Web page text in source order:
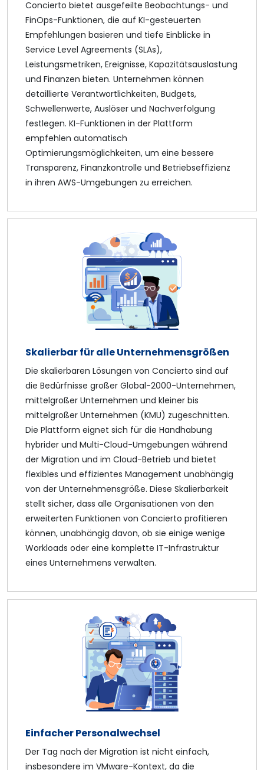
Concierto bietet ausgefeilte Beobachtungs- und
FinOps-Funktionen, die auf KI-gesteuerten
Empfehlungen basieren und tiefe Einblicke in
Service Level Agreements (SLAs),
Leistungsmetriken, Ereignisse, Kapazitätsauslastung
und Finanzen bieten. Unternehmen können
detaillierte Verantwortlichkeiten, Budgets,
Schwellenwerte, Auslöser und Nachverfolgung
festlegen. KI-Funktionen in der Plattform
empfehlen automatisch
Optimierungsmöglichkeiten, um eine bessere
Transparenz, Finanzkontrolle und Betriebseffizienz
in ihren AWS-Umgebungen zu erreichen.
Skalierbar für alle Unternehmensgrößen
Die skalierbaren Lösungen von Concierto sind auf
die Bedürfnisse großer Global-2000-Unternehmen,
mittelgroßer Unternehmen und kleiner bis
mittelgroßer Unternehmen (KMU) zugeschnitten.
Die Plattform eignet sich für die Handhabung
hybrider und Multi-Cloud-Umgebungen während
der Migration und im Cloud-Betrieb und bietet
flexibles und effizientes Management unabhängig
von der Unternehmensgröße. Diese Skalierbarkeit
stellt sicher, dass alle Organisationen von den
erweiterten Funktionen von Concierto profitieren
können, unabhängig davon, ob sie einige wenige
Workloads oder eine komplette IT-Infrastruktur
eines Unternehmens verwalten.
Einfacher Personalwechsel
Der Tag nach der Migration ist nicht einfach,
insbesondere im VMware-Kontext, da die